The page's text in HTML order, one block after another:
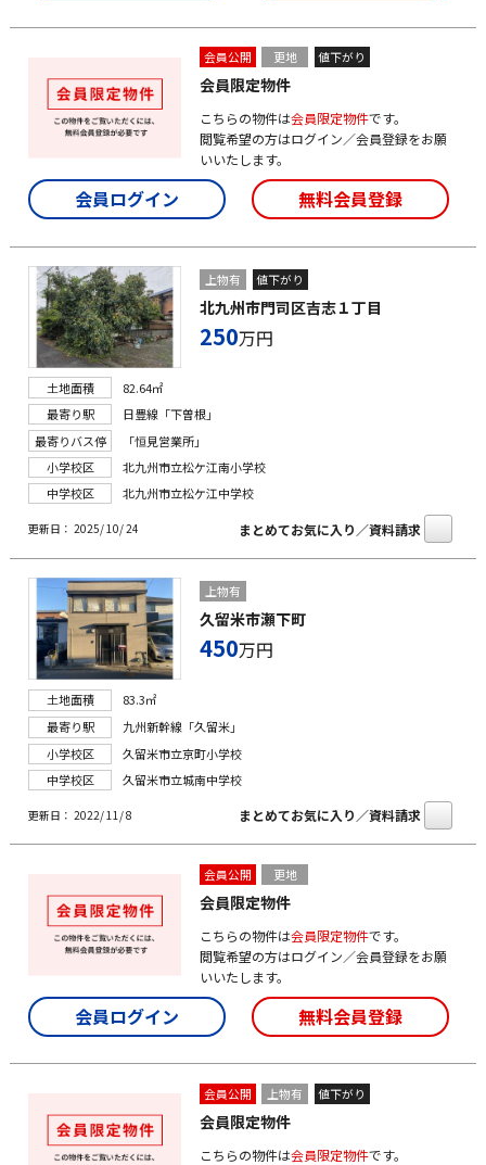
会員公開 更地 値下がり
会員限定物件
こちらの物件は会員限定物件です。
閲覧希望の方はログイン／会員登録をお願
いいたします。
会員ログイン 無料会員登録
上物有 値下がり
北九州市門司区吉志１丁目
250万円
土地面積
82.64㎡
最寄り駅
日豊線「下曽根」
最寄りバス停
「恒見営業所」
小学校区
北九州市立松ケ江南小学校
中学校区
北九州市立松ケ江中学校
更新日： 2025/ 10/ 24 まとめてお気に入り／資料請求
上物有
久留米市瀬下町
450万円
土地面積
83.3㎡
最寄り駅
九州新幹線「久留米」
小学校区
久留米市立京町小学校
中学校区
久留米市立城南中学校
更新日： 2022/ 11/ 8 まとめてお気に入り／資料請求
会員公開 更地
会員限定物件
こちらの物件は会員限定物件です。
閲覧希望の方はログイン／会員登録をお願
いいたします。
会員ログイン 無料会員登録
会員公開 上物有 値下がり
会員限定物件
こちらの物件は会員限定物件です。